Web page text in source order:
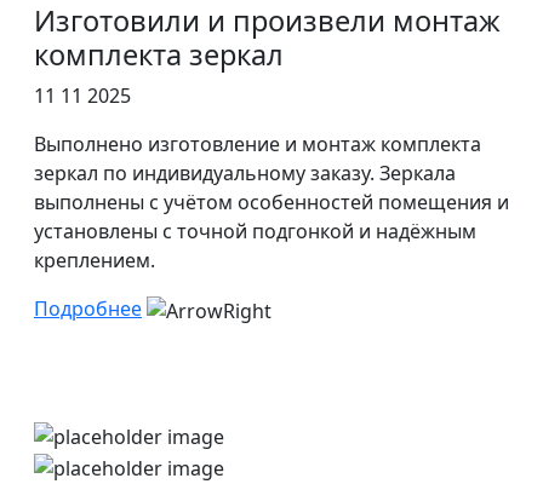
Изготовили и произвели монтаж
комплекта зеркал
11 11 2025
Выполнено изготовление и монтаж комплекта
зеркал по индивидуальному заказу. Зеркала
выполнены с учётом особенностей помещения и
установлены с точной подгонкой и надёжным
креплением.
Подробнее